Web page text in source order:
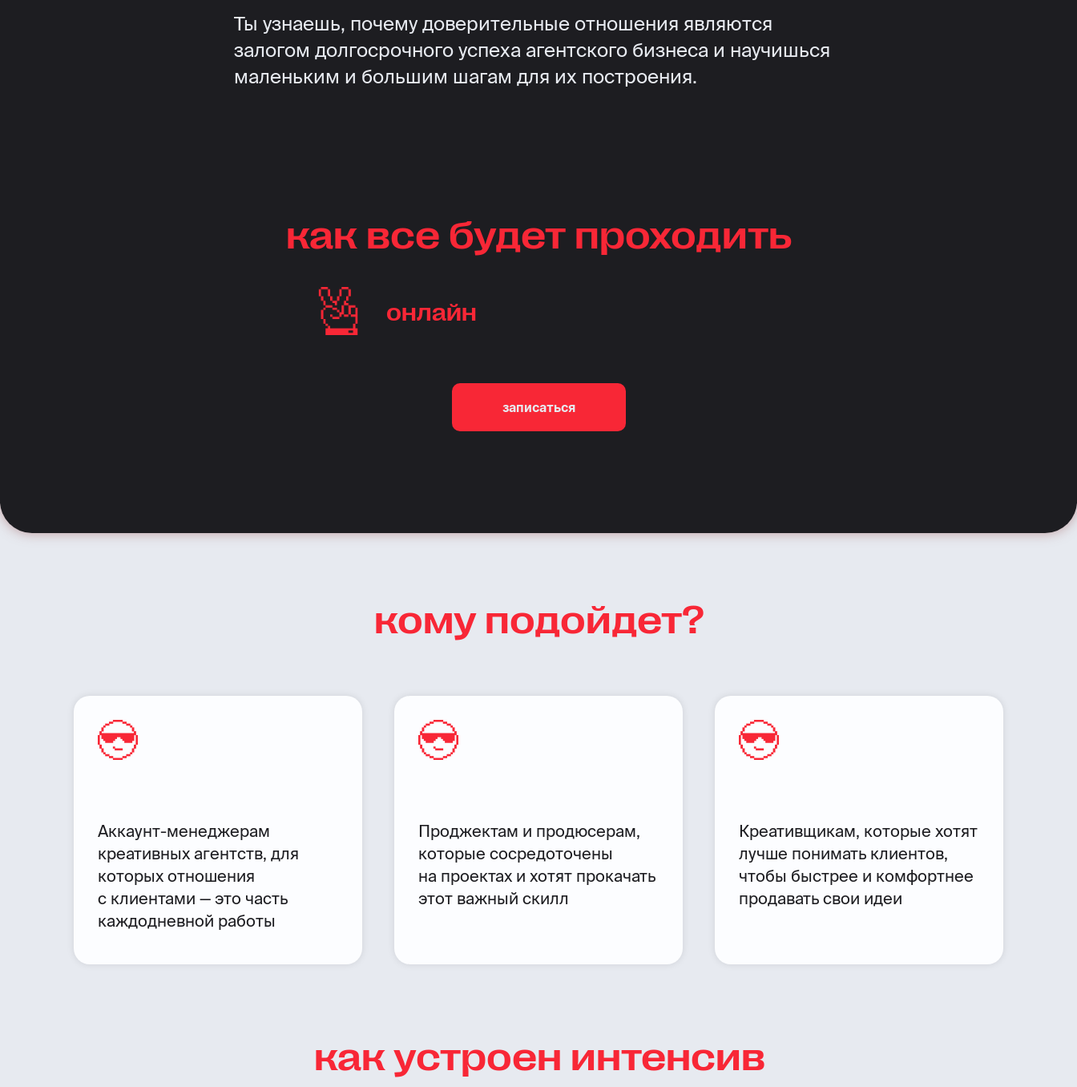
Ты узнаешь, почему доверительные отношения являются
залогом долгосрочного успеха агентского бизнеса и научишься
маленьким и большим шагам для их построения.
как все будет проходить
онлайн
записаться
кому подойдет?
Аккаунт-менеджерам
креативных агентств, для
которых отношения
с клиентами — это часть
каждодневной работы
Проджектам и продюсерам,
которые сосредоточены
на проектах и хотят прокачать
этот важный скилл
Креативщикам, которые хотят
лучше понимать клиентов,
чтобы быстрее и комфортнее
продавать свои идеи
как устроен интенсив